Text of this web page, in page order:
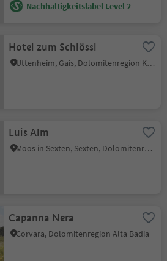
Nachhaltigkeitslabel Level 2
Hotel zum Schlössl
Uttenheim, Gais, Dolomitenregion Kronplatz
Luis Alm
Moos in Sexten, Sexten, Dolomitenregion 3 Zinnen
Capanna Nera
Corvara, Dolomitenregion Alta Badia